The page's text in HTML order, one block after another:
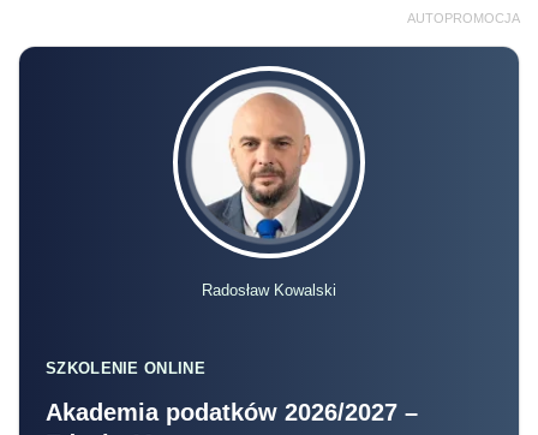
AUTOPROMOCJA
Radosław Kowalski
SZKOLENIE ONLINE
Akademia podatków 2026/2027 –